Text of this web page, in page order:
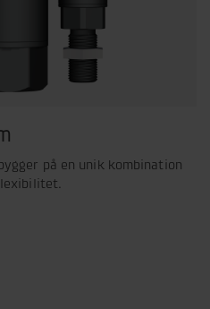
på en unik kombination